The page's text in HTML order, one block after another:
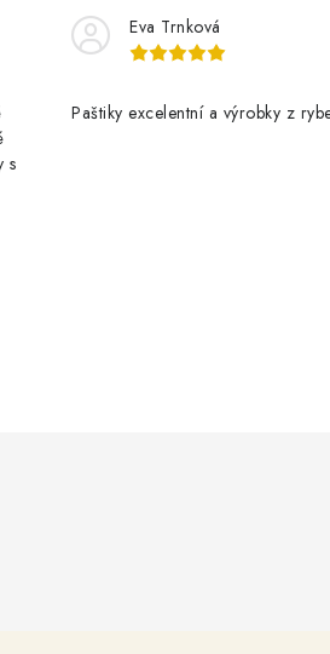
s
Eva Trnková
Paštiky excelentní a výrobky z